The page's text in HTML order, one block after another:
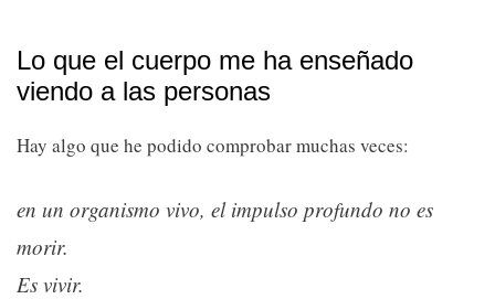
Lo que el cuerpo me ha enseñado
viendo a las personas
Hay algo que he podido comprobar muchas veces:
en un organismo vivo, el impulso profundo no es
morir.
Es vivir.